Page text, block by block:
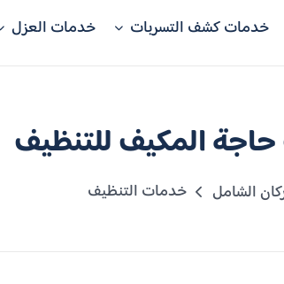
خدمات كشف التسربات خدمات العزل
المكيف للتنظيف
الشامل خدمات التنظيف